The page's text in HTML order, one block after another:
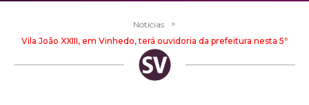
Notícias >
Vila João XXIII, em Vinhedo, terá ouvidoria da prefeitura nesta 5ª